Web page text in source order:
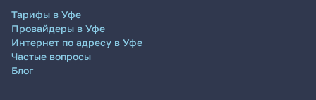
Тарифы в Уфе
Провайдеры в Уфе
Интернет по адресу в Уфе
Частые вопросы
Блог